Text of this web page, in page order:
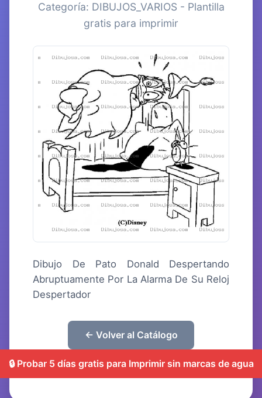
Categoría: DIBUJOS_VARIOS - Plantilla
gratis para imprimir
Dibujo De Pato Donald Despertando
Abruptuamente Por La Alarma De Su Reloj
Despertador
← Volver al Catálogo
🔒 Probar 5 días gratis para Imprimir sin marcas de agua